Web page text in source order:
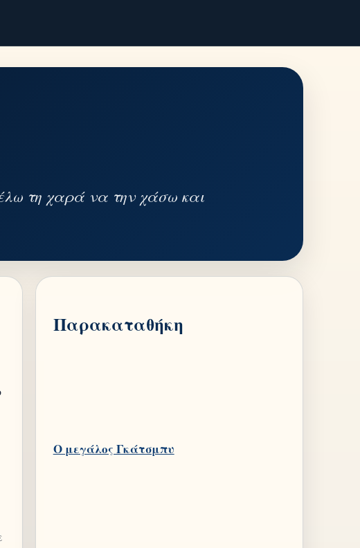
τη χαρά να την χάσω και
Παρακαταθήκη